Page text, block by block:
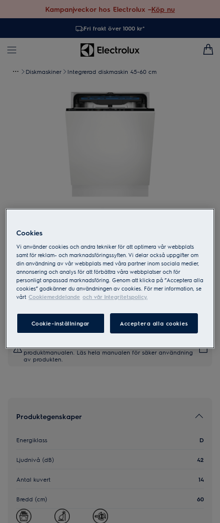
Kampanjveckor hos Electrolux –Köp nu
Fri frakt över 1000 kr*
Diskmaskiner Integrerad diskmaskin 45-60 cm
Tryck för att zooma
EEM48331L
600 SatelliteClean 60 cm
Integrerad Diskmaskin
3 (8)
produktmanualen. Läs hela manualen för säker användning
av produkten.
Produktegenskaper
Energiklass D
Ljudnivå (dB) 42
Antal kuvert 14
Bredd (cm) 60
Cookies
Vi använder cookies och andra tekniker för att optimera vår webbplats
samt för reklam- och marknadsföringssyften. Vi delar också uppgifter om
din användning av vår webbplats med våra partner inom sociala medier,
annonsering och analys för att förbättra våra webbplatser och för
personligt anpassad marknadsföring. Genom att klicka på ”Acceptera alla
cookies” godkänner du användningen av cookies. För mer information, se
vårt Cookiemeddelande och vår Integritetspolicy.
Cookie-inställningar Acceptera alla cookies